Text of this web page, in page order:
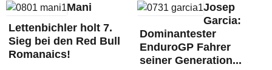
Mani
Lettenbichler holt 7.
Sieg bei den Red Bull
Romanaics!
Josep
Garcia:
Dominantester
EnduroGP Fahrer
seiner Generation...